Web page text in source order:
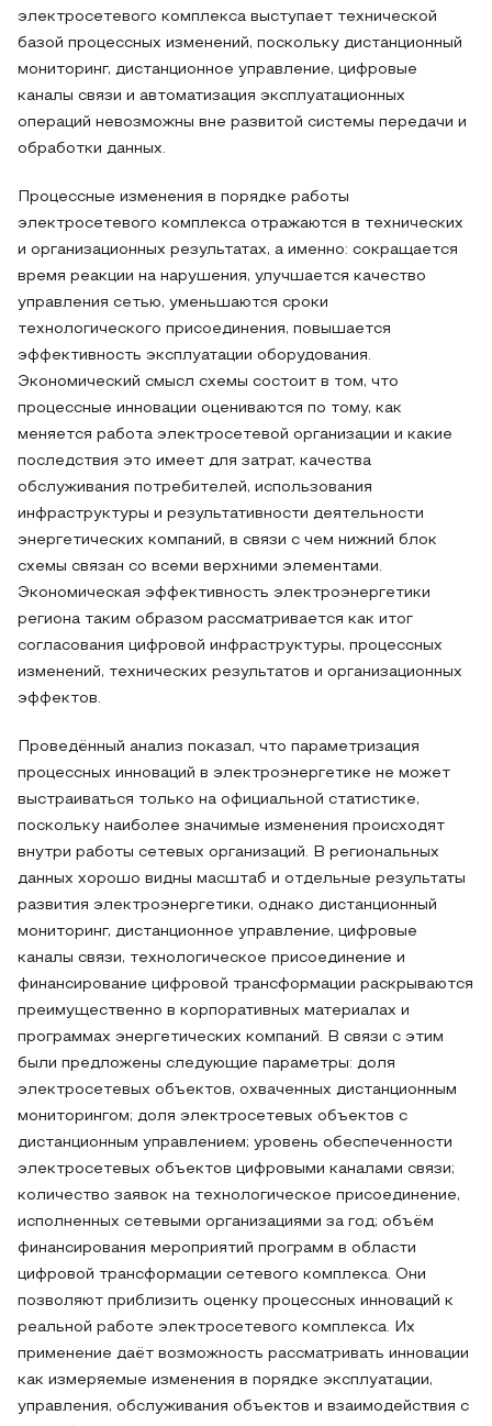
электросетевого комплекса выступает технической
базой процессных изменений, поскольку дистанционный
мониторинг, дистанционное управление, цифровые
каналы связи и автоматизация эксплуатационных
операций невозможны вне развитой системы передачи и
обработки данных.
Процессные изменения в порядке работы
электросетевого комплекса отражаются в технических
и организационных результатах, а именно: сокращается
время реакции на нарушения, улучшается качество
управления сетью, уменьшаются сроки
технологического присоединения, повышается
эффективность эксплуатации оборудования.
Экономический смысл схемы состоит в том, что
процессные инновации оцениваются по тому, как
меняется работа электросетевой организации и какие
последствия это имеет для затрат, качества
обслуживания потребителей, использования
инфраструктуры и результативности деятельности
энергетических компаний, в связи с чем нижний блок
схемы связан со всеми верхними элементами.
Экономическая эффективность электроэнергетики
региона таким образом рассматривается как итог
согласования цифровой инфраструктуры, процессных
изменений, технических результатов и организационных
эффектов.
Проведённый анализ показал, что параметризация
процессных инноваций в электроэнергетике не может
выстраиваться только на официальной статистике,
поскольку наиболее значимые изменения происходят
внутри работы сетевых организаций. В региональных
данных хорошо видны масштаб и отдельные результаты
развития электроэнергетики, однако дистанционный
мониторинг, дистанционное управление, цифровые
каналы связи, технологическое присоединение и
финансирование цифровой трансформации раскрываются
преимущественно в корпоративных материалах и
программах энергетических компаний. В связи с этим
были предложены следующие параметры: доля
электросетевых объектов, охваченных дистанционным
мониторингом; доля электросетевых объектов с
дистанционным управлением; уровень обеспеченности
электросетевых объектов цифровыми каналами связи;
количество заявок на технологическое присоединение,
исполненных сетевыми организациями за год; объём
финансирования мероприятий программ в области
цифровой трансформации сетевого комплекса. Они
позволяют приблизить оценку процессных инноваций к
реальной работе электросетевого комплекса. Их
применение даёт возможность рассматривать инновации
как измеряемые изменения в порядке эксплуатации,
управления, обслуживания объектов и взаимодействия с